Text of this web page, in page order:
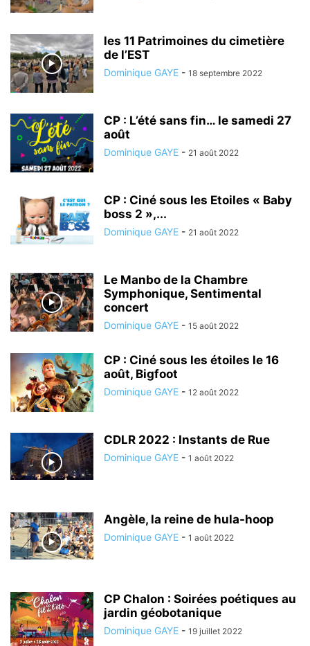
les 11 Patrimoines du cimetière
de l’EST
Dominique GAYE - 18 septembre 2022
CP : L’été sans fin… le samedi 27
août
Dominique GAYE - 21 août 2022
CP : Ciné sous les Etoiles « Baby
boss 2 »,...
Dominique GAYE - 21 août 2022
Le Manbo de la Chambre
Symphonique, Sentimental
concert
Dominique GAYE - 15 août 2022
CP : Ciné sous les étoiles le 16
août, Bigfoot
Dominique GAYE - 12 août 2022
CDLR 2022 : Instants de Rue
Dominique GAYE - 1 août 2022
Angèle, la reine de hula-hoop
Dominique GAYE - 1 août 2022
CP Chalon : Soirées poétiques au
jardin géobotanique
Dominique GAYE - 19 juillet 2022